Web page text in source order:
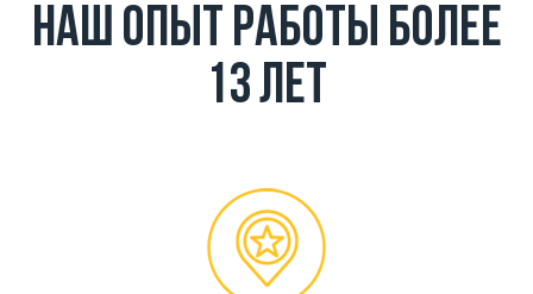
Наш Опыт работы более
13 лет